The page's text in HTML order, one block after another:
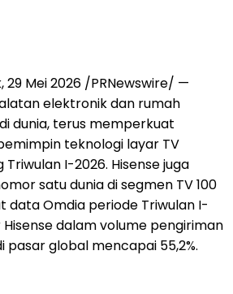
29 Mei 2026 /PRNewswire/ —
elektronik dan rumah
dunia, terus memperkuat
teknologi layar TV
I-2026. Hisense juga
satu dunia di segmen TV 100
data Omdia periode Triwulan I-
dalam volume pengiriman
pasar global mencapai 55,2%.